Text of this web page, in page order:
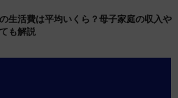
生活費は平均いくら？母子家庭の収入や
も解説